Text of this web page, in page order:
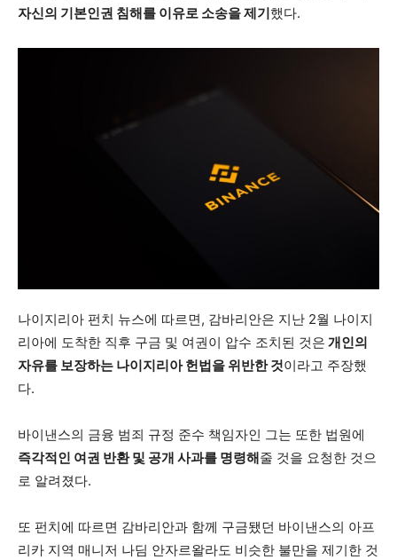
자신의 기본인권 침해를 이유로 소송을 제기했다.
나이지리아 펀치 뉴스에 따르면, 감바리안은 지난 2월 나이지
리아에 도착한 직후 구금 및 여권이 압수 조치된 것은 개인의
자유를 보장하는 나이지리아 헌법을 위반한 것이라고 주장했
다.
바이낸스의 금융 범죄 규정 준수 책임자인 그는 또한 법원에
즉각적인 여권 반환 및 공개 사과를 명령해줄 것을 요청한 것으
로 알려졌다.
또 펀치에 따르면 감바리안과 함께 구금됐던 바이낸스의 아프
리카 지역 매니저 나딤 안자르왈라도 비슷한 불만을 제기한 것